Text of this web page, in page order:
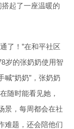
起了一座温暖的
了！”在和平社区
岁的张奶奶使用智
“奶奶”，张奶奶
随时能看见她，
景，每周都会在社
难题，还会陪他们